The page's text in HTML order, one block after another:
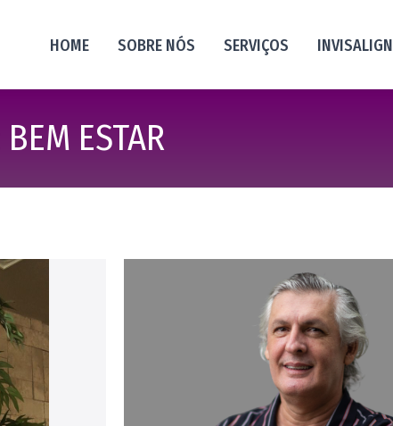
HOME SOBRE NÓS SERVIÇOS INVISALIGN
BEM ESTAR